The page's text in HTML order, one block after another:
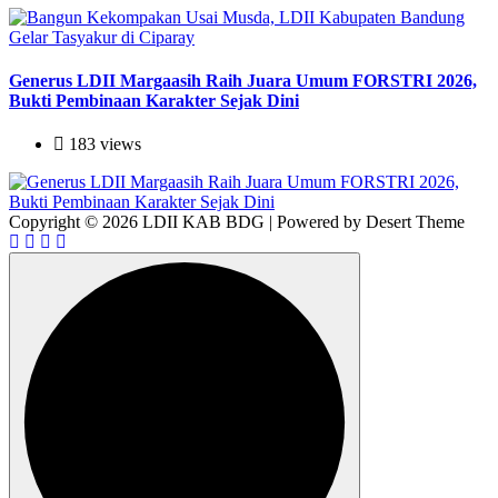
Generus LDII Margaasih Raih Juara Umum FORSTRI 2026,
Bukti Pembinaan Karakter Sejak Dini
183 views
Copyright © 2026 LDII KAB BDG | Powered by Desert Theme